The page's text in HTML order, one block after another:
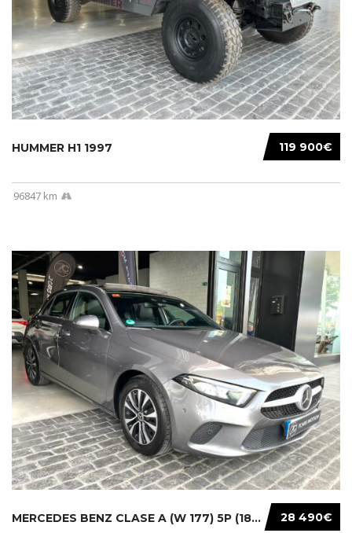
119 900€
HUMMER H1 1997
96847 km
28 490€
MERCEDES BENZ CLASE A (W 177) 5P (18-) 2020....